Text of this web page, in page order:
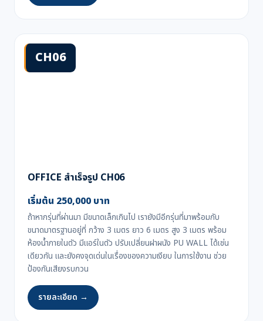
CH06
OFFICE สําเร็จรูป CH06
เริ่มต้น 250,000 บาท
ถ้าหากรุ่นที่ผ่านมา มีขนาดเล็กเกินไป เรายังมีอีกรุ่นที่มาพร้อมกับ
ขนาดมาตรฐานอยู่ที่ กว้าง 3 เมตร ยาว 6 เมตร สูง 3 เมตร พร้อม
ห้องน้ำภายในตัว มีแอร์ในตัว ปรับเปลี่ยนฝาผนัง PU WALL ได้เช่น
เดียวกัน และยังคงจุดเด่นในเรื่องของความเงียบ ในการใช้งาน ช่วย
ป้องกันเสียงรบกวน
รายละเอียด →